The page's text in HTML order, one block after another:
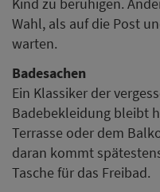
Wahl, als auf die Post
warten.
Badesachen
Ein Klassiker der
Badebekleidung bleibt
Terrasse oder dem
daran kommt
Tasche für das Freibad.